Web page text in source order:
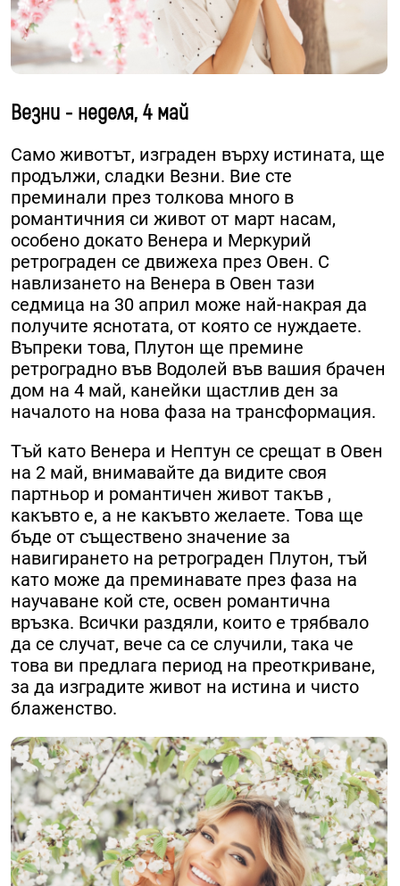
Везни - неделя, 4 май
Само животът, изграден върху истината, ще
продължи, сладки Везни. Вие сте
преминали през толкова много в
романтичния си живот от март насам,
особено докато Венера и Меркурий
ретрограден се движеха през Овен. С
навлизането на Венера в Овен тази
седмица на 30 април може най-накрая да
получите яснотата, от която се нуждаете.
Въпреки това, Плутон ще премине
ретроградно във Водолей във вашия брачен
дом на 4 май, канейки щастлив ден за
началото на нова фаза на трансформация.
Тъй като Венера и Нептун се срещат в Овен
на 2 май, внимавайте да видите своя
партньор и романтичен живот такъв ,
какъвто е, а не какъвто желаете. Това ще
бъде от съществено значение за
навигирането на ретрограден Плутон, тъй
като може да преминавате през фаза на
научаване кой сте, освен романтична
връзка. Всички раздяли, които е трябвало
да се случат, вече са се случили, така че
това ви предлага период на преоткриване,
за да изградите живот на истина и чисто
блаженство.